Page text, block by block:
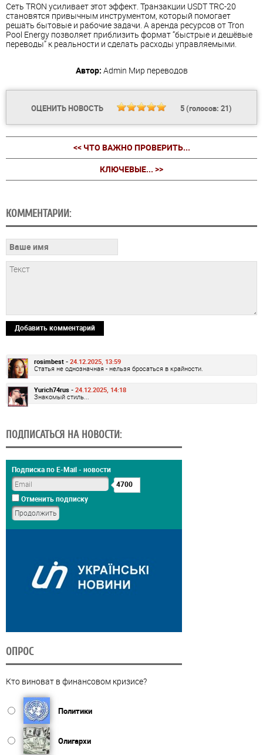
Сеть TRON усиливает этот эффект. Транзакции USDT TRC-20
становятся привычным инструментом, который помогает
решать бытовые и рабочие задачи. А аренда ресурсов от Tron
Pool Energy позволяет приблизить формат “быстрые и дешёвые
переводы” к реальности и сделать расходы управляемыми.
Автор: Admin Мир переводов
ОЦЕНИТЬ НОВОСТЬ 5(голосов: 21)
<< ЧТО ВАЖНО ПРОВЕРИТЬ...
КЛЮЧЕВЫЕ... >>
КОММЕНТАРИИ:
Добавить комментарий
rosimbest - 24.12.2025, 13:59
Статья не однозначная - нельзя бросаться в крайности.
Yurich74rus - 24.12.2025, 14:18
Знакомый стиль...
ПОДПИСАТЬСЯ НА НОВОСТИ:
Подписка по E-Mail - новости
4700
Отменить подписку
ОПРОС
Кто виноват в финансовом кризисе?
Политики
Олигархи